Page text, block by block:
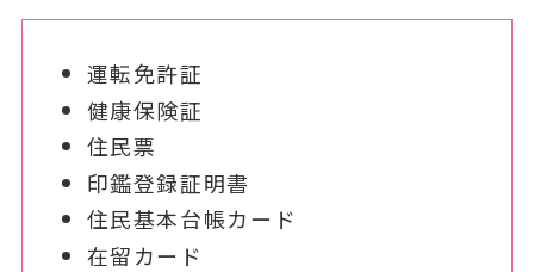
運転免許証
健康保険証
住民票
印鑑登録証明書
住民基本台帳カード
在留カード